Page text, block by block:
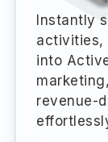
Instantly
activities,
into
revenue-